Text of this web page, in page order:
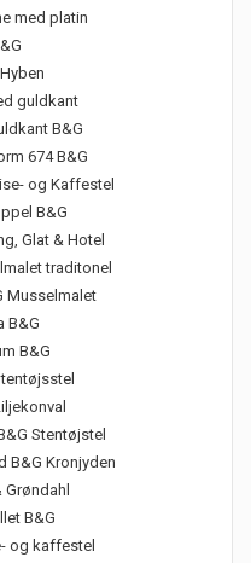
med platin
guldkant
B&G
674 B&G
og Kaffestel
B&G
Glat & Hotel
traditonel
Musselmalet
B&G
B&G
Stentøjstel
B&G Kronjyden
B&G
og kaffestel